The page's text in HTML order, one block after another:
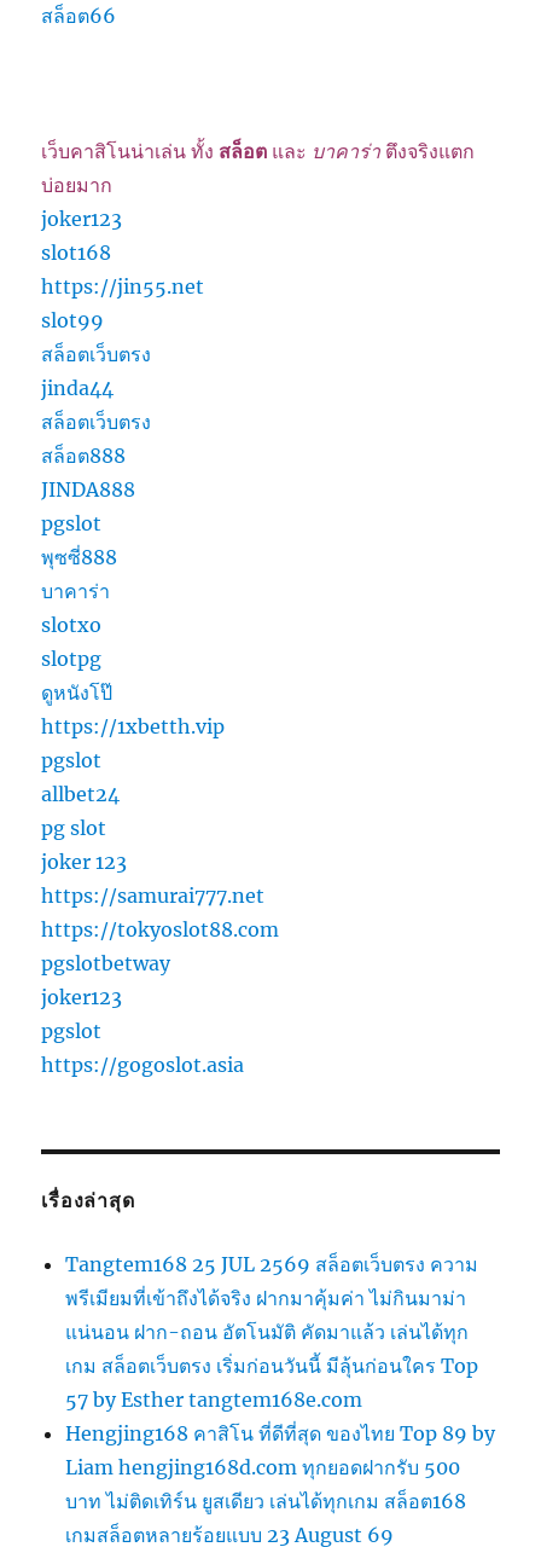
สล็อต66
เว็บคาสิโนน่าเล่น ทั้ง สล็อต และ บาคาร่า ตึงจริงแตก
บ่อยมาก
joker123
slot168
https://jin55.net
slot99
สล็อตเว็บตรง
jinda44
สล็อตเว็บตรง
สล็อต888
JINDA888
pgslot
พุซซี่888
บาคาร่า
slotxo
slotpg
ดูหนังโป๊
https://1xbetth.vip
pgslot
allbet24
pg slot
joker 123
https://samurai777.net
https://tokyoslot88.com
pgslotbetway
joker123
pgslot
https://gogoslot.asia
เรื่องล่าสุด
Tangtem168 25 JUL 2569 สล็อตเว็บตรง ความ
พรีเมียมที่เข้าถึงได้จริง ฝากมาคุ้มค่า ไม่กินมาม่า
แน่นอน ฝาก-ถอน อัตโนมัติ คัดมาแล้ว เล่นได้ทุก
เกม สล็อตเว็บตรง เริ่มก่อนวันนี้ มีลุ้นก่อนใคร Top
57 by Esther tangtem168e.com
Hengjing168 คาสิโน ที่ดีที่สุด ของไทย Top 89 by
Liam hengjing168d.com ทุกยอดฝากรับ 500
บาท ไม่ติดเทิร์น ยูสเดียว เล่นได้ทุกเกม สล็อต168
เกมสล็อตหลายร้อยแบบ 23 August 69